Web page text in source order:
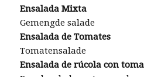
Ensalada Mixta
Gemengde salade
Ensalada de Tomates
Tomatensalade
Ensalada de rúcola con